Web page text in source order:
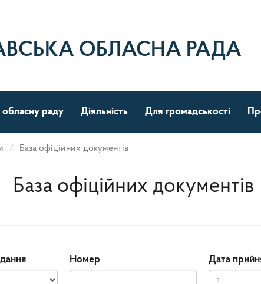
ОБЛАСНА РАДА
раду Діяльність Для громадськості
База офіційних документів
База офіційних документів
Номер Дата